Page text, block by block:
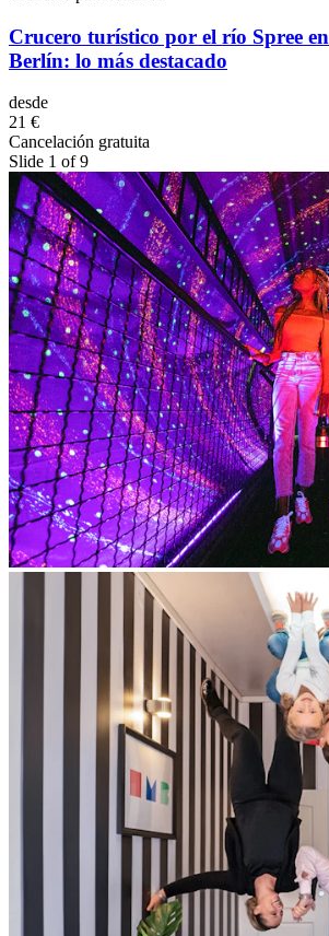
Crucero turístico por el río Spree en
Berlín: lo más destacado
desde
21 €
Cancelación gratuita
Slide 1 of 9